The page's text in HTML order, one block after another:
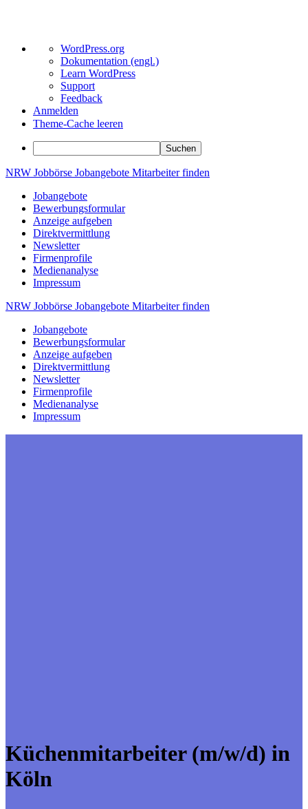
Über
WordPress
WordPress.org
Dokumentation (engl.)
Learn WordPress
Support
Feedback
Anmelden
Theme-Cache leeren
Suchen
Zum
springen
NRW Jobbörse Jobangebote Mitarbeiterfinden
Jobangebote
Bewerbungsformular
Anzeige aufgeben
Direktvermittlung
Newsletter
Firmenprofile
Medienanalyse
Impressum
NRW Jobbörse Jobangebote Mitarbeiterfinden
Jobangebote
Bewerbungsformular
Anzeige aufgeben
Direktvermittlung
Newsletter
Firmenprofile
Medienanalyse
Impressum
Küchenmitarbeiter (m/w/d) in
Köln